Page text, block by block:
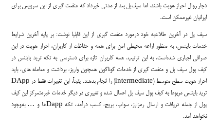
دچار روال احراز هویت باشند. اما سیف‌پل بعد از مدتی خبرداد که منفعت گیری از این سرویس برای
ایرانیان غیرممکن است.
سیف پل در آخرین طلاعیه خود درمورد منفعت گیری از این قابلیا نوشت: بر پایه آخرین شرایط
خدمات بایننس، به منظور اراعه محیطی امن برای همه و حفاظت از کاربران، احراز هویت در این
صرافی اجباری شده‌است. به این ترتیب، همه کاربران تازه برای دسترسی به تکه ترید بایننس در
کیف پول سیف پل و منفعت گیری از خدمات گوناگون همچون واریز، برداشت و معامله های، باید
احراز هویت سطح متوسط (Intermediate) را انجام بدهند. یقیناً، این تغییرات فقط در DApp
ترید بایننس مربوط به کیف پول سیف پل اعمال شده و تغییری در دیگر خدمات غیرمتمرکز این کیف
پول از جمله دریافت و ارسال رمزارز، سواپ، بریج، کسب درآمد، تکه Dappها و … به‌وجود
نخواهد آمد.